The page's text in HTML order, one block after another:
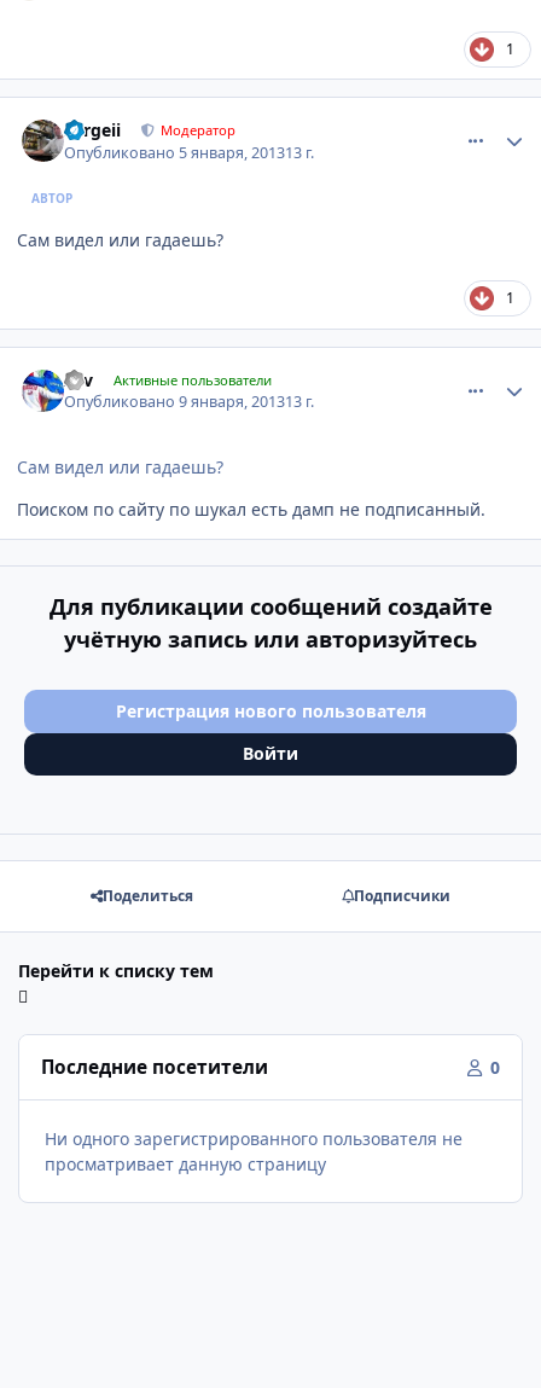
1
Sergeii Модератор
Опубликовано 5 января, 201313 г.
АВТОР
Сам видел или гадаешь?
1
zgv Активные пользователи
Опубликовано9 января, 201313 г.
Сам видел или гадаешь?
Поиском по сайту по шукал есть дамп не подписанный.
Для публикации сообщений создайте
учётную запись или авторизуйтесь
Регистрация нового пользователя
Войти
Поделиться Подписчики
Перейти к списку тем
Последние посетители 0
Ни одного зарегистрированного пользователя не
просматривает данную страницу